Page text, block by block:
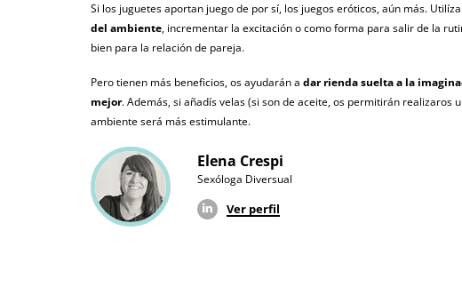
Si los juguetes aportan juego de por sí, los juegos eróticos, aún más.
del ambiente, incrementar la excitación o como forma para salir de la
bien para la relación de pareja.
Pero tienen más beneficios, os ayudarán a dar rienda suelta a la
mejor. Además, si añadís velas (si son de aceite, os permitirán realizaros
ambiente será más estimulante.
Elena Crespi
Sexóloga Diversual
Ver perfil